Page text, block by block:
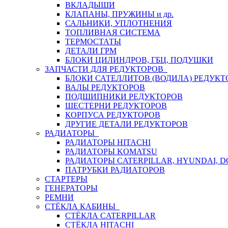
ВКЛАДЫШИ
КЛАПАНЫ, ПРУЖИНЫ и др.
САЛЬНИКИ, УПЛОТНЕНИЯ
ТОПЛИВНАЯ СИСТЕМА
ТЕРМОСТАТЫ
ДЕТАЛИ ГРМ
БЛОКИ ЦИЛИНДРОВ, ГБЦ, ПОДУШКИ
ЗАПЧАСТИ ДЛЯ РЕДУКТОРОВ
БЛОКИ САТЕЛЛИТОВ (ВОДИЛА)
ВАЛЫ РЕДУКТОРОВ
ПОДШИПНИКИ РЕДУКТОРОВ
ШЕСТЕРНИ РЕДУКТОРОВ
КОРПУСА РЕДУКТОРОВ
ДРУГИЕ ДЕТАЛИ РЕДУКТОРОВ
РАДИАТОРЫ
РАДИАТОРЫ HITACHI
РАДИАТОРЫ KOMATSU
РАДИАТОРЫ CATERPILLAR, HYUNDAI,
ПАТРУБКИ РАДИАТОРОВ
СТАРТЕРЫ
ГЕНЕРАТОРЫ
РЕМНИ
СТЁКЛА КАБИНЫ
СТЁКЛА CATERPILLAR
СТЁКЛА HITACHI